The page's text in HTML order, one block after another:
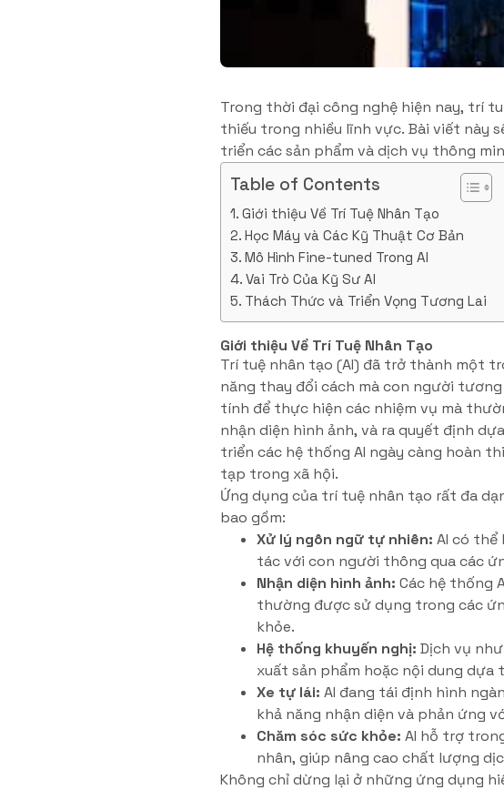
Trong thời đại công nghệ hiện nay, trí
thiếu trong nhiều lĩnh vực. Bài viết này
triển các sản phẩm và dịch vụ thông
Table of Contents
Giới thiệu Về Trí Tuệ Nhân Tạo
Học Máy và Các Kỹ Thuật Cơ Bản
Mô Hình Fine-tuned Trong AI
Vai Trò Của Kỹ Sư AI
Thách Thức và Triển Vọng Tương Lai
Giới thiệu Về Trí Tuệ Nhân Tạo
Trí tuệ nhân tạo (AI) đã trở thành một
năng thay đổi cách mà con người tương
tính để thực hiện các nhiệm vụ mà
nhận diện hình ảnh, và ra quyết định
triển các hệ thống AI ngày càng hoàn
tạp trong xã hội.
Ứng dụng của trí tuệ nhân tạo rất đa
bao gồm:
Xử lý ngôn ngữ tự nhiên: AI có
tác với con người thông qua các
Nhận diện hình ảnh: Các hệ thống
thường được sử dụng trong các
khỏe.
Hệ thống khuyến nghị: Dịch vụ
xuất sản phẩm hoặc nội dung
Xe tự lái: AI đang tái định hình
khả năng nhận diện và phản ứng
Chăm sóc sức khỏe: AI hỗ trợ
nhân, giúp nâng cao chất lượng
Không chỉ dừng lại ở những ứng dụng